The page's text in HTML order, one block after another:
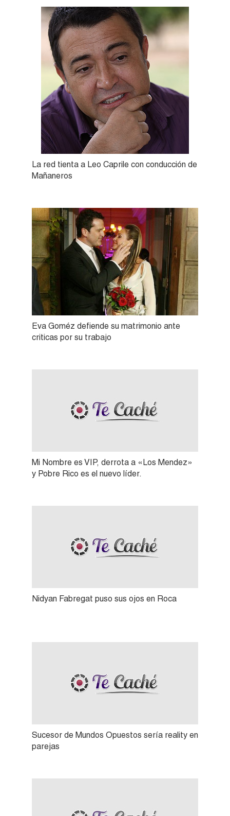
La red tienta a Leo Caprile con conducción de
Mañaneros
Eva Goméz defiende su matrimonio ante
criticas por su trabajo
Mi Nombre es VIP, derrota a «Los Mendez»
y Pobre Rico es el nuevo líder.
Nidyan Fabregat puso sus ojos en Roca
Sucesor de Mundos Opuestos sería reality en
parejas